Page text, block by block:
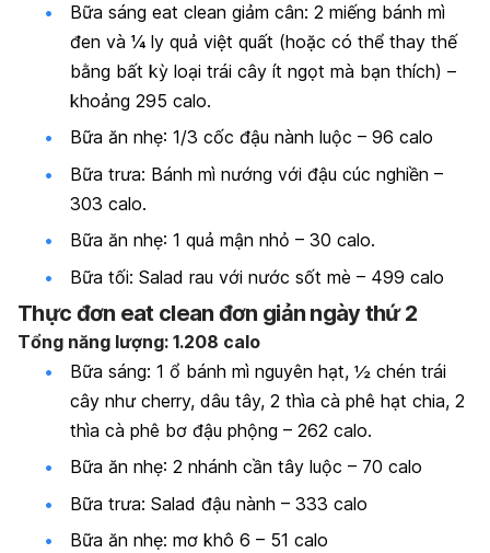
Bữa sáng eat clean giảm cân: 2 miếng bánh mì
đen và ¼ ly quả việt quất (hoặc có thể thay thế
bằng bất kỳ loại trái cây ít ngọt mà bạn thích) –
khoảng 295 calo.
Bữa ăn nhẹ: 1/3 cốc đậu nành luộc – 96 calo
Bữa trưa: Bánh mì nướng với đậu cúc nghiền –
303 calo.
Bữa ăn nhẹ: 1 quả mận nhỏ – 30 calo.
Bữa tối: Salad rau với nước sốt mè – 499 calo
Thực đơn eat clean đơn giản ngày thứ 2
Tổng năng lượng: 1.208 calo
Bữa sáng: 1 ổ bánh mì nguyên hạt, ½ chén trái
cây như cherry, dâu tây, 2 thìa cà phê hạt chia, 2
thìa cà phê bơ đậu phộng – 262 calo.
Bữa ăn nhẹ: 2 nhánh cần tây luộc – 70 calo
Bữa trưa: Salad đậu nành – 333 calo
Bữa ăn nhẹ: mơ khô 6 – 51 calo